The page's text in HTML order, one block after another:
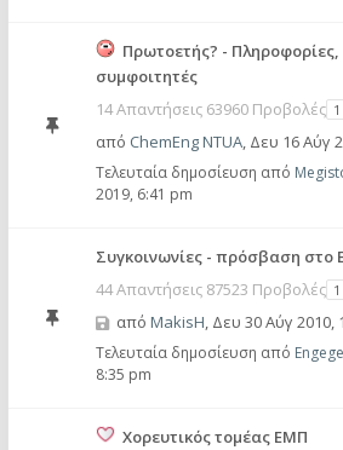
Πρωτοετής? -
συμφοιτητές
14 Απαντήσεις 63960 Προβολές 1
από ChemEng NTUA, Δευ 16 Αύγ
Τελευταία δημοσίευση από
2019, 6:41 pm
Συγκοινωνίες - πρόσβαση στο
44 Απαντήσεις 87523 Προβολές 1
από MakisH, Δευ 30 Αύγ 2010,
Τελευταία δημοσίευση από
8:35 pm
Χορευτικός τομέας ΕΜΠ